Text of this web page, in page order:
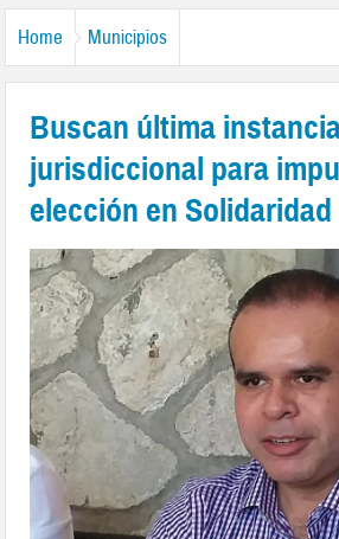
Home Municipios
Buscan última
jurisdiccional para
elección en Solidaridad